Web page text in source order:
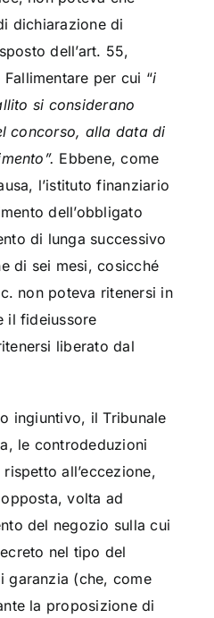
dichiarazione di
dell’art. 55,
per cui “i
si considerano
concorso, alla data di
Ebbene, come
l’istituto finanziario
dell’obbligato
di lunga successivo
di sei mesi, cosicché
non poteva ritenersi in
il fideiussore
liberato dal
ingiuntivo, il Tribunale
le controdeduzioni
all’eccezione,
volta ad
del negozio sulla cui
nel tipo del
garanzia (che, come
la proposizione di